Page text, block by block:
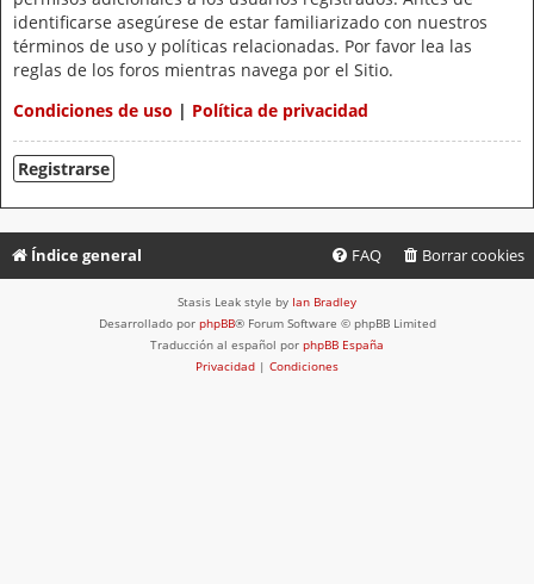
identificarse asegúrese de estar familiarizado con nuestros
términos de uso y políticas relacionadas. Por favor lea las
reglas de los foros mientras navega por el Sitio.
Condiciones de uso | Política de privacidad
Registrarse
Índice general Borrar cookies
FAQ
Stasis Leak style by Ian Bradley
Desarrollado por phpBB® Forum Software © phpBB Limited
Traducción al español por phpBB España
Privacidad | Condiciones